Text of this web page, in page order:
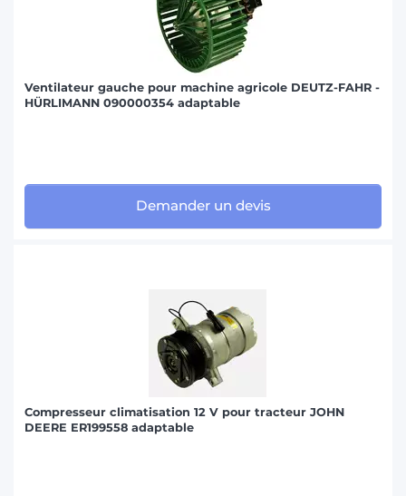
Ventilateur gauche pour machine agricole DEUTZ-FAHR -
HÜRLIMANN 090000354 adaptable
Demander un devis
Compresseur climatisation 12 V pour tracteur JOHN
DEERE ER199558 adaptable